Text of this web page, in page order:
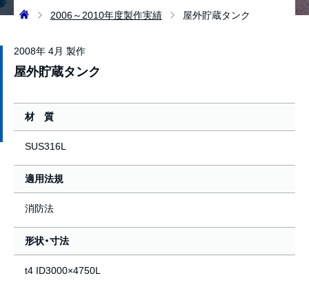
2006～2010年度製作実績 屋外貯蔵タンク
2008年 4月 製作
屋外貯蔵タンク
材 質
SUS316L
適用法規
消防法
形状・寸法
t4 ID3000×4750L